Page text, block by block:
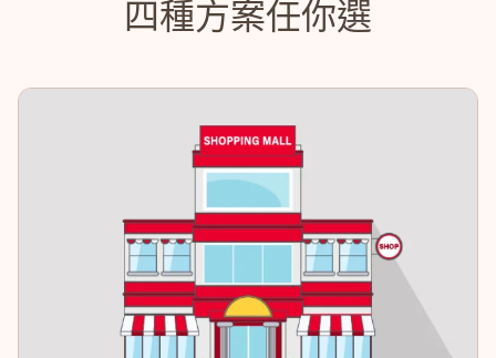
四種方案任你選